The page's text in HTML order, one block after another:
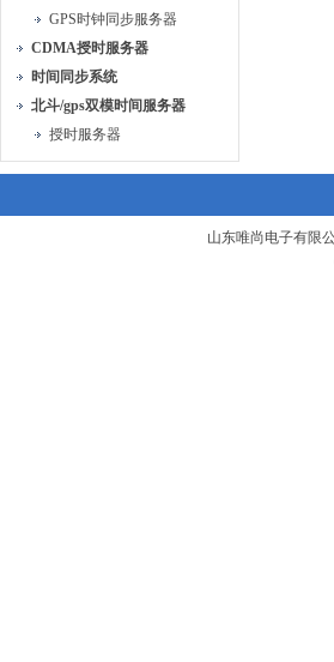
GPS时钟同步服务器
CDMA授时服务器
时间同步系统
北斗/gps双模时间服务器
授时服务器
山东唯尚电子有限